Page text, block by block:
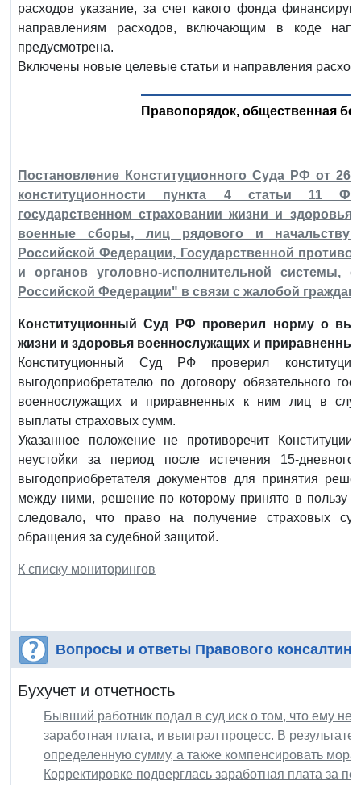
расходов указание, за счет какого фонда
направлениям расходов, включающим в коде
предусмотрена.
Включены новые целевые статьи и направления
Правопорядок, общественная
Постановление Конституционного Суда РФ от
конституционности пункта 4 статьи 11
государственном страховании жизни и
военные сборы, лиц рядового и
Российской Федерации, Государственной
и органов уголовно-исполнительной системы,
Российской Федерации" в связи с жалобой
Конституционный Суд РФ проверил норму о
жизни и здоровья военнослужащих и
Конституционный Суд РФ проверил
выгодоприобретателю по договору обязательного
военнослужащих и приравненных к ним лиц в
выплаты страховых сумм.
Указанное положение не противоречит
неустойки за период после истечения 15-
выгодоприобретателя документов для принятия
между ними, решение по которому принято в пользу
следовало, что право на получение страховых
обращения за судебной защитой.
К списку мониторингов
Вопросы и ответы Правового
Бухучет и отчетность
Бывший работник подал в суд иск о том, что ему
заработная плата, и выиграл процесс. В
определенную сумму, а также компенсировать
Корректировке подверглась заработная плата за